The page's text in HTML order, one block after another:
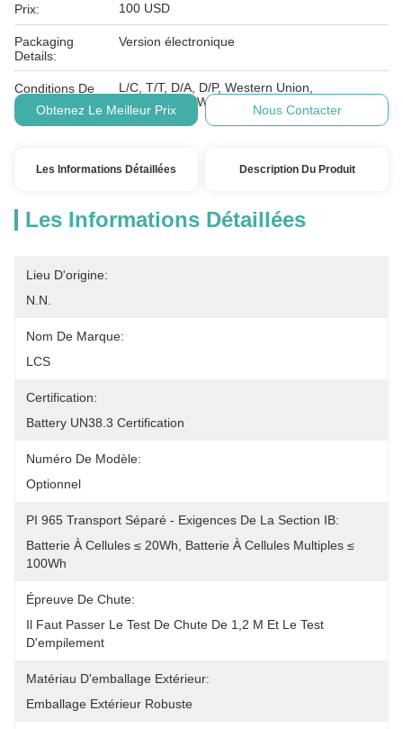
Prix: 100 USD
Packaging
Details:
Version électronique
Conditions De
Paiement:
L/C, T/T, D/A, D/P, Western Union,
MoneyGram, Wechat, Alipay
Obtenez Le Meilleur Prix Nous Contacter
Les Informations Détaillées Description Du Produit
Les Informations Détaillées
Lieu D'origine:
N.N.
Nom De Marque:
LCS
Certification:
Battery UN38.3 Certification
Numéro De Modèle:
Optionnel
PI 965 Transport Séparé - Exigences De La Section IB:
Batterie À Cellules ≤ 20Wh, Batterie À Cellules Multiples ≤
100Wh
Épreuve De Chute:
Il Faut Passer Le Test De Chute De 1,2 M Et Le Test
D'empilement
Matériau D'emballage Extérieur:
Emballage Extérieur Robuste